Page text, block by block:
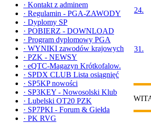
· Kontakt z adminem
· Regulamin - PGA-ZAWODY
· Dyplomy SP
· POBIERZ - DOWNLOAD
· Program dyplomowy PGA
· WYNIKI zawodów krajowych
· PZK - NEWSY
· eQTC-Magazyn Krótkofalow.
· SPDX CLUB Lista osiągnięć
· SP5KP nowości
· SP3KEY - Nowosolski Klub
· Lubelski OT20 PZK
· SP7PKI - Forum & Giełda
· PK RVG
24.
31.